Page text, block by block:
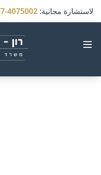
لاستشارة مجانية:
4075002